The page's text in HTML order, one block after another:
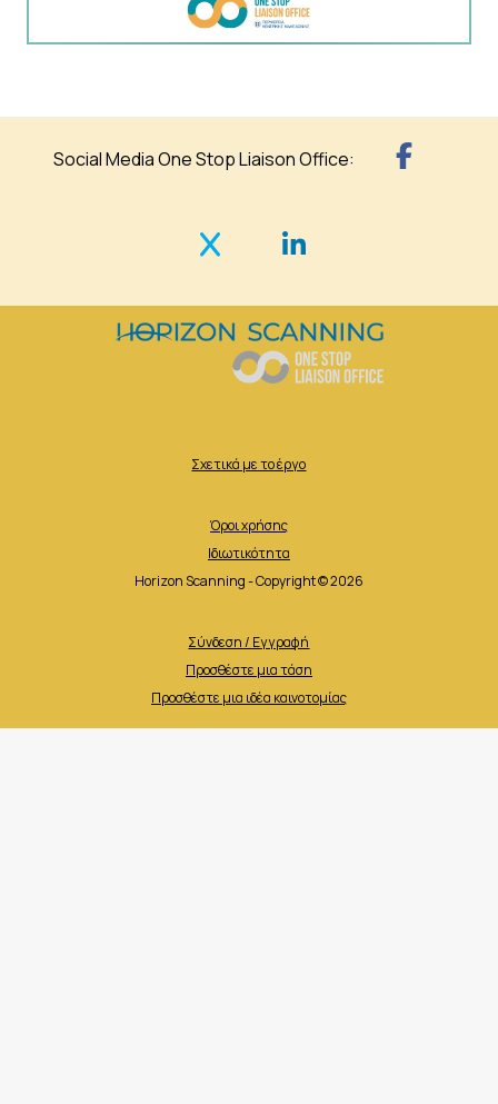
Social Media One Stop Liaison Office:
Σχετικά με το έργο
Όροι χρήσης
Ιδιωτικότητα
Horizon Scanning - Copyright © 2026
Σύνδεση / Εγγραφή
Προσθέστε μια τάση
Προσθέστε μια ιδέα καινοτομίας